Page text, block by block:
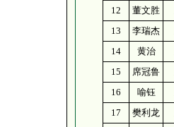
12
董文胜
13
李瑞杰
14
黄治
15
席冠鲁
16
喻钰
17
樊利龙